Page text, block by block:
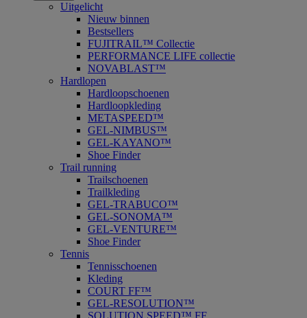
Uitgelicht
Nieuw binnen
Bestsellers
FUJITRAIL™ Collectie
PERFORMANCE LIFE collectie
NOVABLAST™
Hardlopen
Hardloopschoenen
Hardloopkleding
METASPEED™
GEL-NIMBUS™
GEL-KAYANO™
Shoe Finder
Trail running
Trailschoenen
Trailkleding
GEL-TRABUCO™
GEL-SONOMA™
GEL-VENTURE™
Shoe Finder
Tennis
Tennisschoenen
Kleding
COURT FF™
GEL-RESOLUTION™